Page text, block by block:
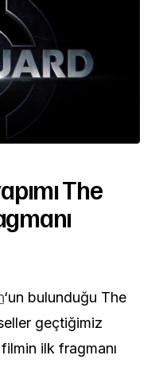
The
‘un bulunduğu The
geçtiğimiz
ilk fragmanı